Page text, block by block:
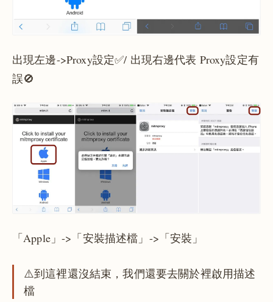
出現左邊->Proxy設定✅/ 出現右邊代表 Proxy設定有
誤🚫
「Apple」->「安裝描述檔」->「安裝」
⚠️到這裡還沒結束，我們還要去關於裡啟用描述
檔